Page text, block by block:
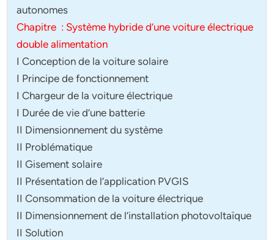
autonomes
Chapitre : Système hybride d’une voiture électrique
double alimentation
I Conception de la voiture solaire
I Principe de fonctionnement
I Chargeur de la voiture électrique
I Durée de vie d’une batterie
II Dimensionnement du système
II Problématique
II Gisement solaire
II Présentation de l’application PVGIS
II Consommation de la voiture électrique
II Dimensionnement de l’installation photovoltaïque
II Solution